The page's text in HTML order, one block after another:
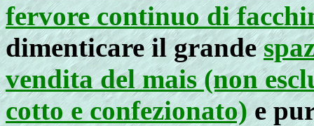
fervore continuo di
dimenticare il grande
vendita del mais (non
cotto e confezionato)e